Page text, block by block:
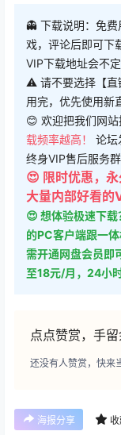
👻 下载说明：免
戏，评论后即可下
VIP下载地址会不
⚠ 请不要选择【直
用完，优先使用新
😊 欢迎把我们网站
载频率越高！ 论坛
终身VIP售后服务
😍 限时优惠，
大量内部好看的
😍 想体验极速下
的PC客户端跟一
需开通网盘会员即
至18元/月，24小
点点赞赏，手
还没有人赞赏，快来
海报分享